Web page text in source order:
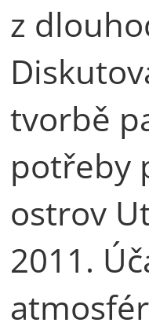
z
tvorbě
potřeby
ostrov
2011.